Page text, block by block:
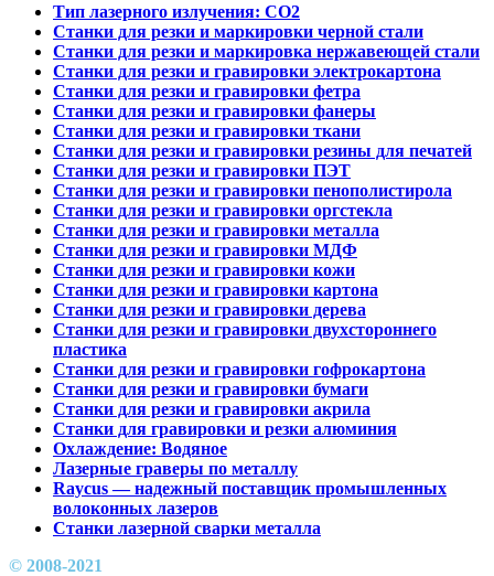
Тип лазерного излучения: СО2
Станки для резки и маркировки черной стали
Станки для резки и маркировка нержавеющей стали
Станки для резки и гравировки электрокартона
Станки для резки и гравировки фетра
Станки для резки и гравировки фанеры
Станки для резки и гравировки ткани
Станки для резки и гравировки резины для печатей
Станки для резки и гравировки ПЭТ
Станки для резки и гравировки пенополистирола
Станки для резки и гравировки оргстекла
Станки для резки и гравировки металла
Станки для резки и гравировки МДФ
Станки для резки и гравировки кожи
Станки для резки и гравировки картона
Станки для резки и гравировки дерева
Станки для резки и гравировки двухстороннего
пластика
Станки для резки и гравировки гофрокартона
Станки для резки и гравировки бумаги
Станки для резки и гравировки акрила
Станки для гравировки и резки алюминия
Охлаждение: Водяное
Лазерные граверы по металлу
Raycus — надежный поставщик промышленных
волоконных лазеров
Cтанки лазерной сварки металла
© 2008-2021